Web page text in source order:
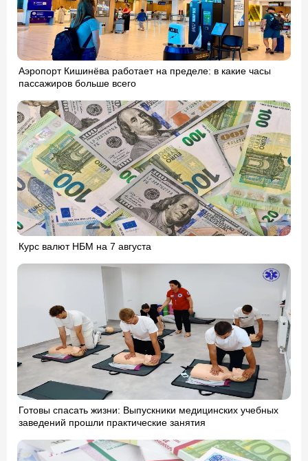
Аэропорт Кишинёва работает на пределе: в какие часы
пассажиров больше всего
Курс валют НБМ на 7 августа
Готовы спасать жизни: Выпускники медицинских учебных
заведений прошли практические занятия